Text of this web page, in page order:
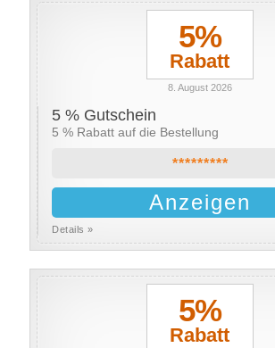
5%
Rabatt
8. August 2026
5 % Gutschein
5 % Rabatt auf die Bestellung
*********
Anzeigen
Details »
5%
Rabatt